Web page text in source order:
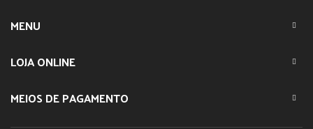
MENU
LOJA ONLINE
MEIOS DE PAGAMENTO